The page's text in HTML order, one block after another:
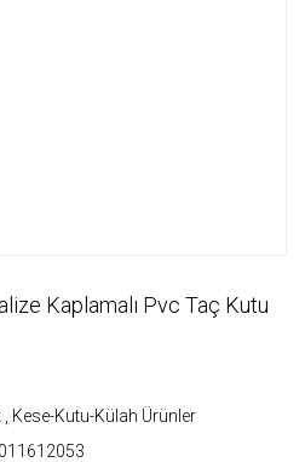
Kaplamalı Pvc Taç Kutu
Kese-Kutu-Külah Ürünler